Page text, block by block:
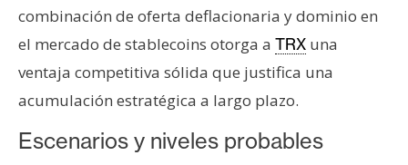
combinación de oferta deflacionaria y dominio en
el mercado de stablecoins otorga a TRX una
ventaja competitiva sólida que justifica una
acumulación estratégica a largo plazo.
Escenarios y niveles probables